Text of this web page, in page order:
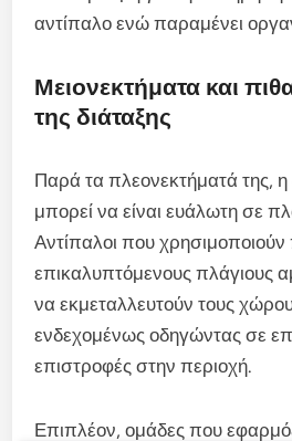
αντίπαλο ενώ παραμένει
Μειονεκτήματα και
της διάταξης
Παρά τα πλεονεκτήματά της,
μπορεί να είναι ευάλωτη σε
Αντίπαλοι που χρησιμοποιούν
επικαλυπτόμενους πλάγιους
να εκμεταλλευτούν τους
ενδεχομένως οδηγώντας σε
επιστροφές στην περιοχή.
Επιπλέον, ομάδες που